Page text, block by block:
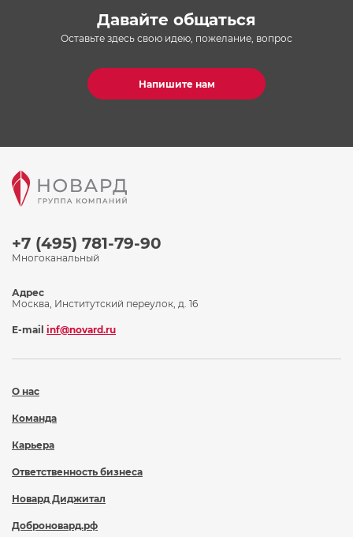
Давайте общаться
Оставьте здесь свою идею, пожелание, вопрос
Напишите нам
+7 (495) 781-79-90
Многоканальный
О нас
Команда
Карьера
Ответственность бизнеса
Новард Диджитал
Доброновард.рф
Адрес
Москва, Институтский переулок, д. 16
E-mail inf@novard.ru